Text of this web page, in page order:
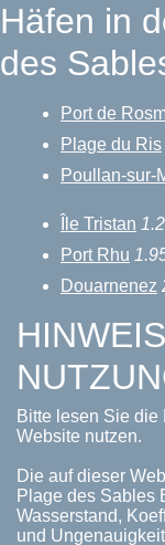
Häfen in
des
Port de
Plage du Ris
Poullan-sur-
Île Tristan
Port Rhu
Douarnenez
Bitte lesen Sie
Website nutzen.
Die auf dieser
Plage des Sables
Wasserstand,
und